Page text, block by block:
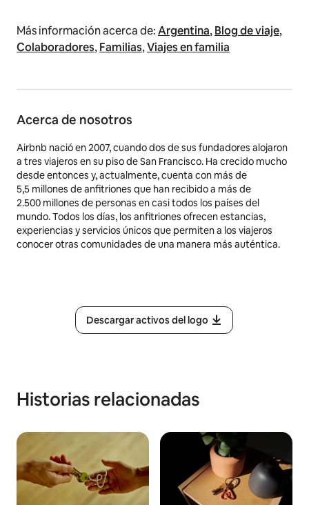
Más información acerca de:Argentina,Blog de viaje,
Colaboradores,Familias,Viajes en familia
Acerca de nosotros
Airbnb nació en 2007, cuando dos de sus fundadores alojaron
a tres viajeros en su piso de San Francisco. Ha crecido mucho
desde entonces y, actualmente, cuenta con más de
5,5 millones de anfitriones que han recibido a más de
2.500 millones de personas en casi todos los países del
mundo. Todos los días, los anfitriones ofrecen estancias,
experiencias y servicios únicos que permiten a los viajeros
conocer otras comunidades de una manera más auténtica.
Descargar activos del logo
Historias relacionadas